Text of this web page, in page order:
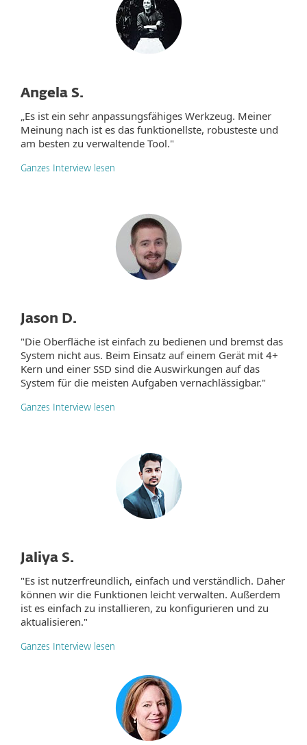
Angela S.
„Es ist ein sehr anpassungsfähiges Werkzeug. Meiner
Meinung nach ist es das funktionellste, robusteste und
am besten zu verwaltende Tool."
Ganzes Interview lesen
Jason D.
"Die Oberfläche ist einfach zu bedienen und bremst das
System nicht aus. Beim Einsatz auf einem Gerät mit 4+
Kern und einer SSD sind die Auswirkungen auf das
System für die meisten Aufgaben vernachlässigbar."
Ganzes Interview lesen
Jaliya S.
"Es ist nutzerfreundlich, einfach und verständlich. Daher
können wir die Funktionen leicht verwalten. Außerdem
ist es einfach zu installieren, zu konfigurieren und zu
aktualisieren."
Ganzes Interview lesen